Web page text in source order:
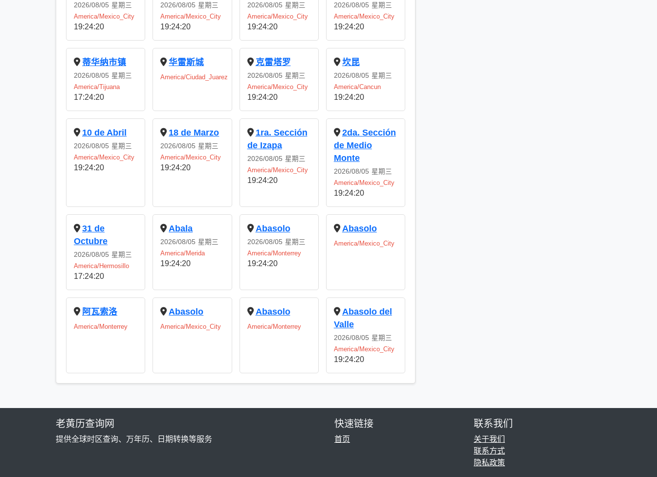
2026/08/05 星期三
America/Mexico_City
19:24:21
2026/08/05 星期三
America/Mexico_City
19:24:21
2026/08/05 星期三
America/Mexico_City
19:24:21
2026/08/05 星期三
America/Mexico_City
19:24:21
蒂华纳市镇
2026/08/05 星期三
America/Tijuana
17:24:21
华雷斯城
America/Ciudad_Juarez
克雷塔罗
2026/08/05 星期三
America/Mexico_City
19:24:21
坎昆
2026/08/05 星期三
America/Cancun
19:24:21
10 de Abril
2026/08/05 星期三
America/Mexico_City
19:24:21
18 de Marzo
2026/08/05 星期三
America/Mexico_City
19:24:21
1ra. Sección
de Izapa
2026/08/05 星期三
America/Mexico_City
19:24:21
2da. Sección
de Medio
Monte
2026/08/05 星期三
America/Mexico_City
19:24:21
31 de
Octubre
2026/08/05 星期三
America/Hermosillo
17:24:21
Abala
2026/08/05 星期三
America/Merida
19:24:21
Abasolo
2026/08/05 星期三
America/Monterrey
19:24:21
Abasolo
America/Mexico_City
阿瓦索洛
America/Monterrey
Abasolo
America/Mexico_City
Abasolo
America/Monterrey
Abasolo del
Valle
2026/08/05 星期三
America/Mexico_City
19:24:21
老黄历查询网
提供全球时区查询、万年历、日期转换等服务
快速链接
首页
联系我们
关于我们
联系方式
隐私政策